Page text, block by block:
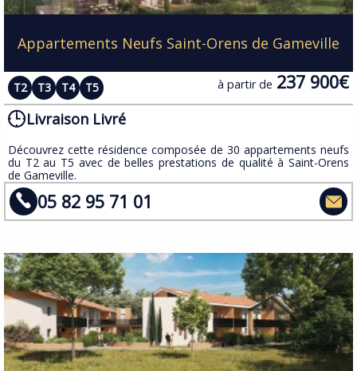
Appartements Neufs Saint-Orens de Gameville
T2 T3 T4 T5 à partir de 237 900€
Livraison Livré
Découvrez cette résidence composée de 30 appartements neufs
du T2 au T5 avec de belles prestations de qualité à Saint-Orens
de Gameville.
05 82 95 71 01